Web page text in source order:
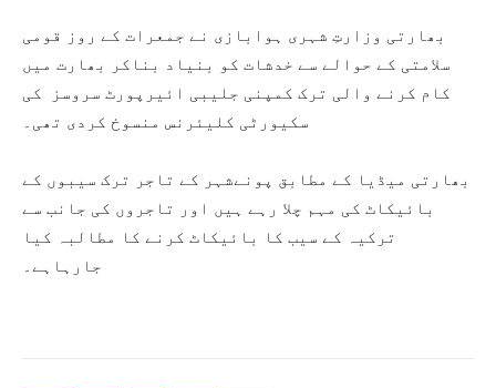
بھارتی وزارتِ شہری ہوابازی نے جمعرات کے روز قومی
سلامتی کے حوالے سے خدشات کو بنیاد بناکر بھارت میں
کام کرنے والی ترک کمپنی جلیبی ائیرپورٹ سروسز کی
سکیورٹی کلیئرنس منسوخ کردی تھی۔
بھارتی میڈیا کے مطابق پونےشہر کے تاجر ترک سیبوں کے
بائیکاٹ کی مہم چلا رہے ہیں اور تاجروں کی جانب سے
ترکیہ کے سیب کا بائیکاٹ کرنے کا مطالبہ کیا
جارہاہے۔